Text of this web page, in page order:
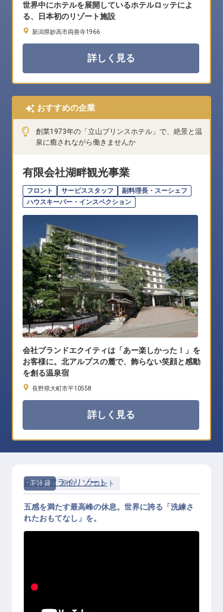
世界中にホテルを展開しているホテルロッテによ
る、日本初のリゾート施設
新潟県妙高市両善寺1966
詳しく見る
おすすめの企業
創業1973年の「立山プリンスホテル」で、絶景と温
泉に癒されながら働きませんか
有限会社湖畔観光事業
フロント サービススタッフ
副料理長・スーシェフ
ハウスキーパー・インスペクション
会社ブランドエクイティは「あー楽しかった！」を
お客様に。北アルプスの麓で、飾らない笑顔と感動
を創る温泉宿
長野県大町市平10558
詳しく見る
正社員 宿泊 フロント
フロント｜未経験歓迎／月給24万～
ロッテアライリゾート
五感を満たす最高峰の休息。世界に誇る「洗練さ
れたおもてなし」を。